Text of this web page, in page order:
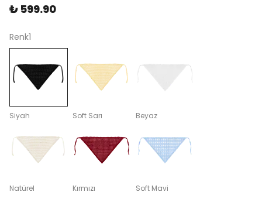
₺ 599.90
Renk1
Siyah Soft Sarı Beyaz
Natürel Kırmızı Soft Mavi